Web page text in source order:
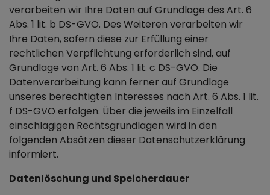
verarbeiten wir Ihre Daten auf Grundlage des Art. 6
Abs. 1 lit. b DS-GVO. Des Weiteren verarbeiten wir
Ihre Daten, sofern diese zur Erfüllung einer
rechtlichen Verpflichtung erforderlich sind, auf
Grundlage von Art. 6 Abs. 1 lit. c DS-GVO. Die
Datenverarbeitung kann ferner auf Grundlage
unseres berechtigten Interesses nach Art. 6 Abs. 1 lit.
f DS-GVO erfolgen. Über die jeweils im Einzelfall
einschlägigen Rechtsgrundlagen wird in den
folgenden Absätzen dieser Datenschutzerklärung
informiert.
Datenlöschung und Speicherdauer